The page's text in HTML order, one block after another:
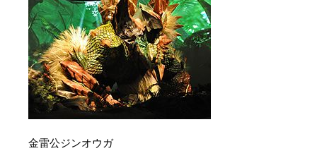
金雷公ジンオウガ